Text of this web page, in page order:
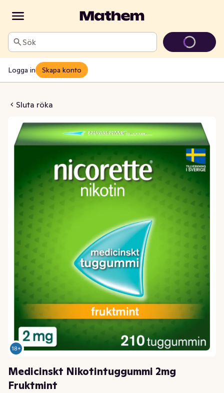
Sök
Logga in Skapa konto
Sluta röka2mg Fruktmint
Medicinskt Nikotintuggummi 2mg
Fruktmint